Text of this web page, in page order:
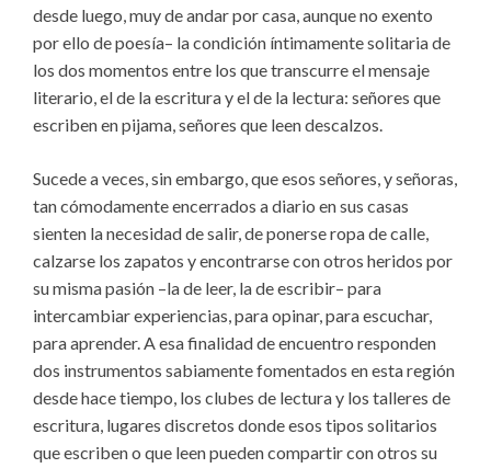
desde luego, muy de andar por casa, aunque no exento
por ello de poesía– la condición íntimamente solitaria de
los dos momentos entre los que transcurre el mensaje
literario, el de la escritura y el de la lectura: señores que
escriben en pijama, señores que leen descalzos.
Sucede a veces, sin embargo, que esos señores, y señoras,
tan cómodamente encerrados a diario en sus casas
sienten la necesidad de salir, de ponerse ropa de calle,
calzarse los zapatos y encontrarse con otros heridos por
su misma pasión –la de leer, la de escribir– para
intercambiar experiencias, para opinar, para escuchar,
para aprender. A esa finalidad de encuentro responden
dos instrumentos sabiamente fomentados en esta región
desde hace tiempo, los clubes de lectura y los talleres de
escritura, lugares discretos donde esos tipos solitarios
que escriben o que leen pueden compartir con otros su